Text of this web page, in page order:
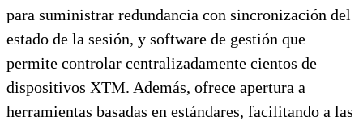
para suministrar redundancia con sincronización del
estado de la sesión, y software de gestión que
permite controlar centralizadamente cientos de
dispositivos XTM. Además, ofrece apertura a
herramientas basadas en estándares, facilitando a las